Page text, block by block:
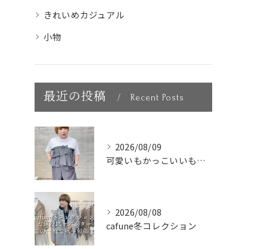
きれいめカジュアル
小物
最近の投稿 Recent Posts
2026/08/09
可愛いもかっこいいも叶う大人の
2026/08/08
cafune冬コレクション